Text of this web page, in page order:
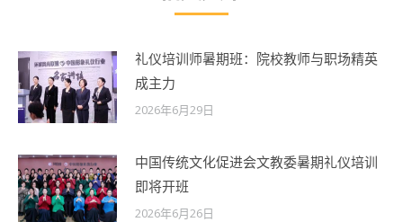
礼仪培训师暑期班：院校教师与职场精英
成主力
2026年6月29日
中国传统文化促进会文教委暑期礼仪培训
即将开班
2026年6月26日